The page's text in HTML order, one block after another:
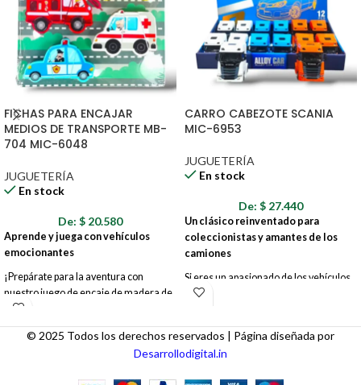
FICHAS PARA ENCAJAR
MEDIOS DE TRANSPORTE MB-
704 MIC-6048
JUGUETERÍA
En stock
De: $ 20.580
Aprende y juega con vehículos
emocionantes
¡Prepárate para la aventura con
nuestro juego de encaje de madera de
medios de transporte! Diseñado para
pequeñas manos y grandes
imaginaciones, este juego interactivo
CARRO CABEZOTE SCANIA
MIC-6953
JUGUETERÍA
En stock
De: $ 27.440
Un clásico reinventado para
coleccionistas y amantes de los
camiones
Si eres un apasionado de los vehículos
pesados, ¡tenemos el modelo perfecto
6953 es una réplica a escala de uno de
los camiones más emblemáticos de la
carretera. Con un diseño auténtico y
© 2025 Todos los derechos reservados | Página diseñada por
Desarrollodigital.in